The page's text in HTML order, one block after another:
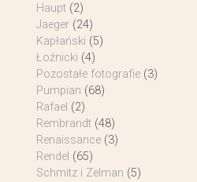
Haupt (2)
Jaeger (24)
Kapłański (5)
Łoźnicki (4)
Pozostałe fotografie (3)
Pumpian (68)
Rafael (2)
Rembrandt (48)
Renaissance (3)
Rendel (65)
Schmitz i Zelman (5)